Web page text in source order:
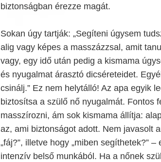
biztonságban érezze magát.
Sokan úgy tartják: „Segíteni úgysem
alig vagy képes a masszázzsal, amit
vagy, egy idő után pedig a kismama
és nyugalmat árasztó dicséreteidet.
csinálj.” Ez nem helytálló! Az apa egyik
biztosítsa a szülő nő nyugalmát. Fontos
masszírozni, ám sok kismama állítja:
az, ami biztonságot adott. Nem javasolt
„fáj?”, illetve hogy „miben segíthetek?”
intenzív belső munkából. Ha a nőnek